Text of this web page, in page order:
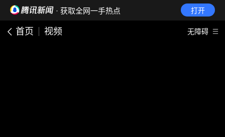
· 获取全网一手热点 打开
首页 视频 无障碍